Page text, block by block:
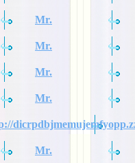
Mr.
Mr.
Mr.
Mr.
Mr.